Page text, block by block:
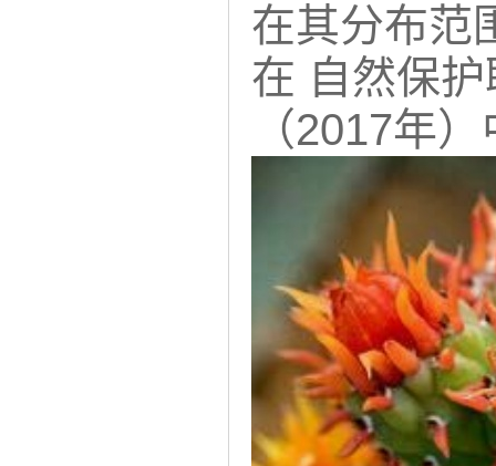
在其分布范
在 自然保
（2017年